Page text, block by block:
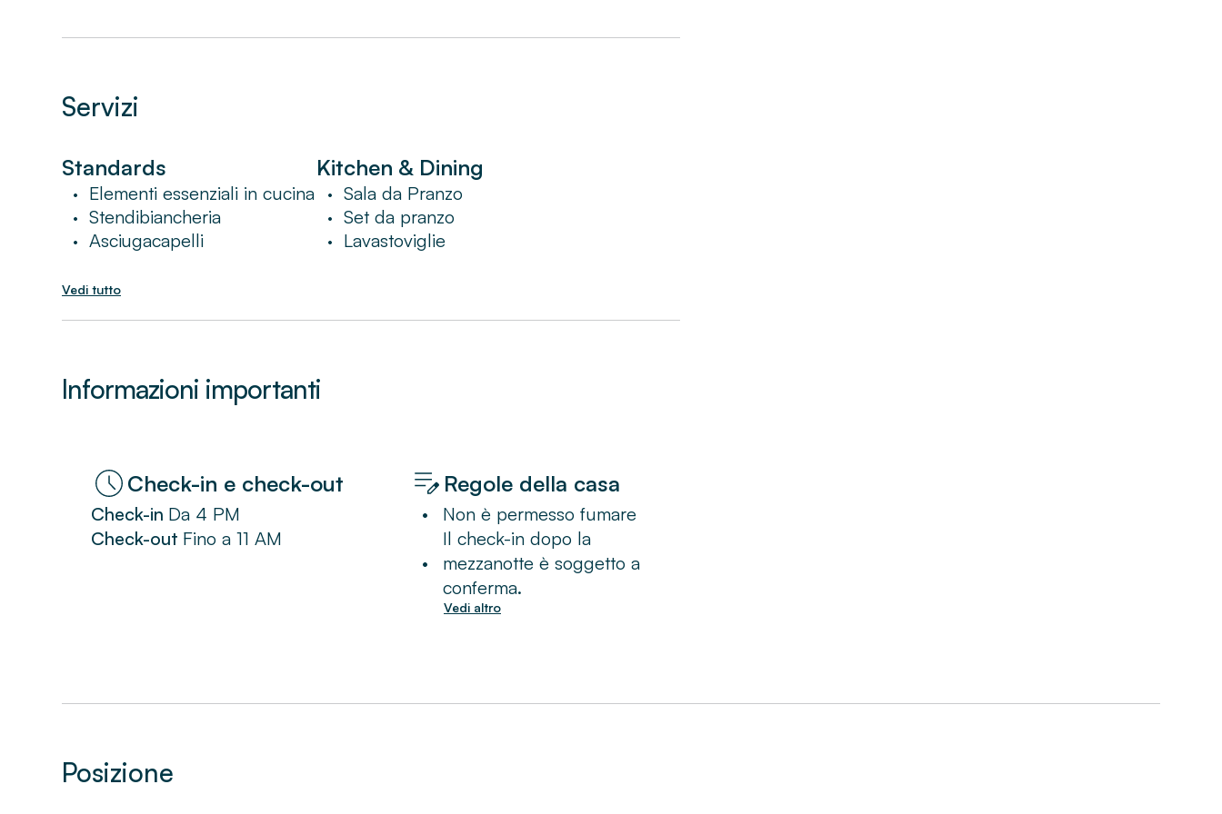
Servizi
Standards
• Elementi essenziali in cucina
• Stendibiancheria
• Asciugacapelli
Kitchen & Dining
• Sala da Pranzo
• Set da pranzo
• Lavastoviglie
Vedi tutto
Informazioni importanti
Check-in e check-out
Check-in Da 4 PM
Check-out Fino a 11 AM
Regole della casa
• Non è permesso fumare
•
Il check-in dopo la
mezzanotte è soggetto a
conferma.
Vedi altro
Posizione